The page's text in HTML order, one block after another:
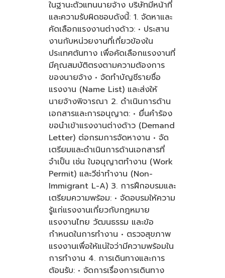
ในฐานะตัวแทนนายจ้าง บริษัทมีหน้าที่
และความรับผิดชอบดังนี้: 1. จัดหาและ
คัดเลือกแรงงานต่างด้าว: • ประสาน
งานกับหน่วยงานที่เกี่ยวข้องใน
ประเทศต้นทาง เพื่อคัดเลือกแรงงานที่
มีคุณสมบัติตรงตามความต้องการ
ของนายจ้าง • จัดทำบัญชีรายชื่อ
แรงงาน (Name List) และส่งให้
นายจ้างพิจารณา 2. ดำเนินการด้าน
เอกสารและการอนุญาต: • ยื่นคำร้อง
ขอนำเข้าแรงงานต่างด้าว (Demand
Letter) ต่อกรมการจัดหางาน • จัด
เตรียมและดำเนินการด้านเอกสารที่
จำเป็น เช่น ใบอนุญาตทำงาน (Work
Permit) และวีซ่าทำงาน (Non-
Immigrant L-A) 3. การฝึกอบรมและ
เตรียมความพร้อม: • จัดอบรมให้ความ
รู้แก่แรงงานเกี่ยวกับกฎหมาย
แรงงานไทย วัฒนธรรม และข้อ
กำหนดในการทำงาน • ตรวจสุขภาพ
แรงงานเพื่อให้แน่ใจว่ามีความพร้อมใน
การทำงาน 4. การเดินทางและการ
ต้อนรับ: • จัดการเรื่องการเดินทาง